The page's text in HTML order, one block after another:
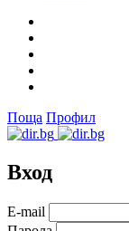
Поща Профил
Вход
Е-mail